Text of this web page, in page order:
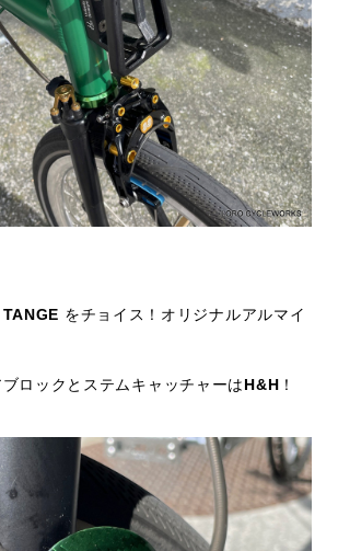
TANGE をチョイス！オリジナルアルマイ
ロックとステムキャッチャーはH&H ！